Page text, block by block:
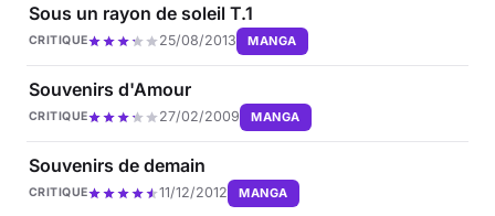
Sous un rayon de soleil T.1
CRITIQUE 25/08/2013 MANGA
Souvenirs d'Amour
CRITIQUE 27/02/2009 MANGA
Souvenirs de demain
CRITIQUE 11/12/2012 MANGA